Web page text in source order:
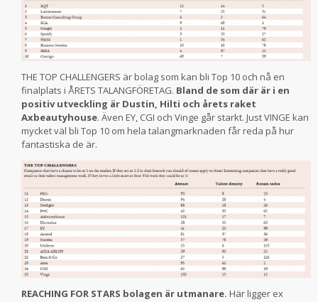
THE TOP CHALLENGERS är bolag som kan bli Top 10 och nå en
finalplats i ÅRETS TALANGFÖRETAG. Bland de som där är i en
positiv utveckling är Dustin, Hilti och årets raket
Axbeautyhouse. Även EY, CGI och Vinge går starkt. Just VINGE kan
mycket väl bli Top 10 om hela talangmarknaden får reda på hur
fantastiska de är.
REACHING FOR STARS bolagen är utmanare. Här ligger ex